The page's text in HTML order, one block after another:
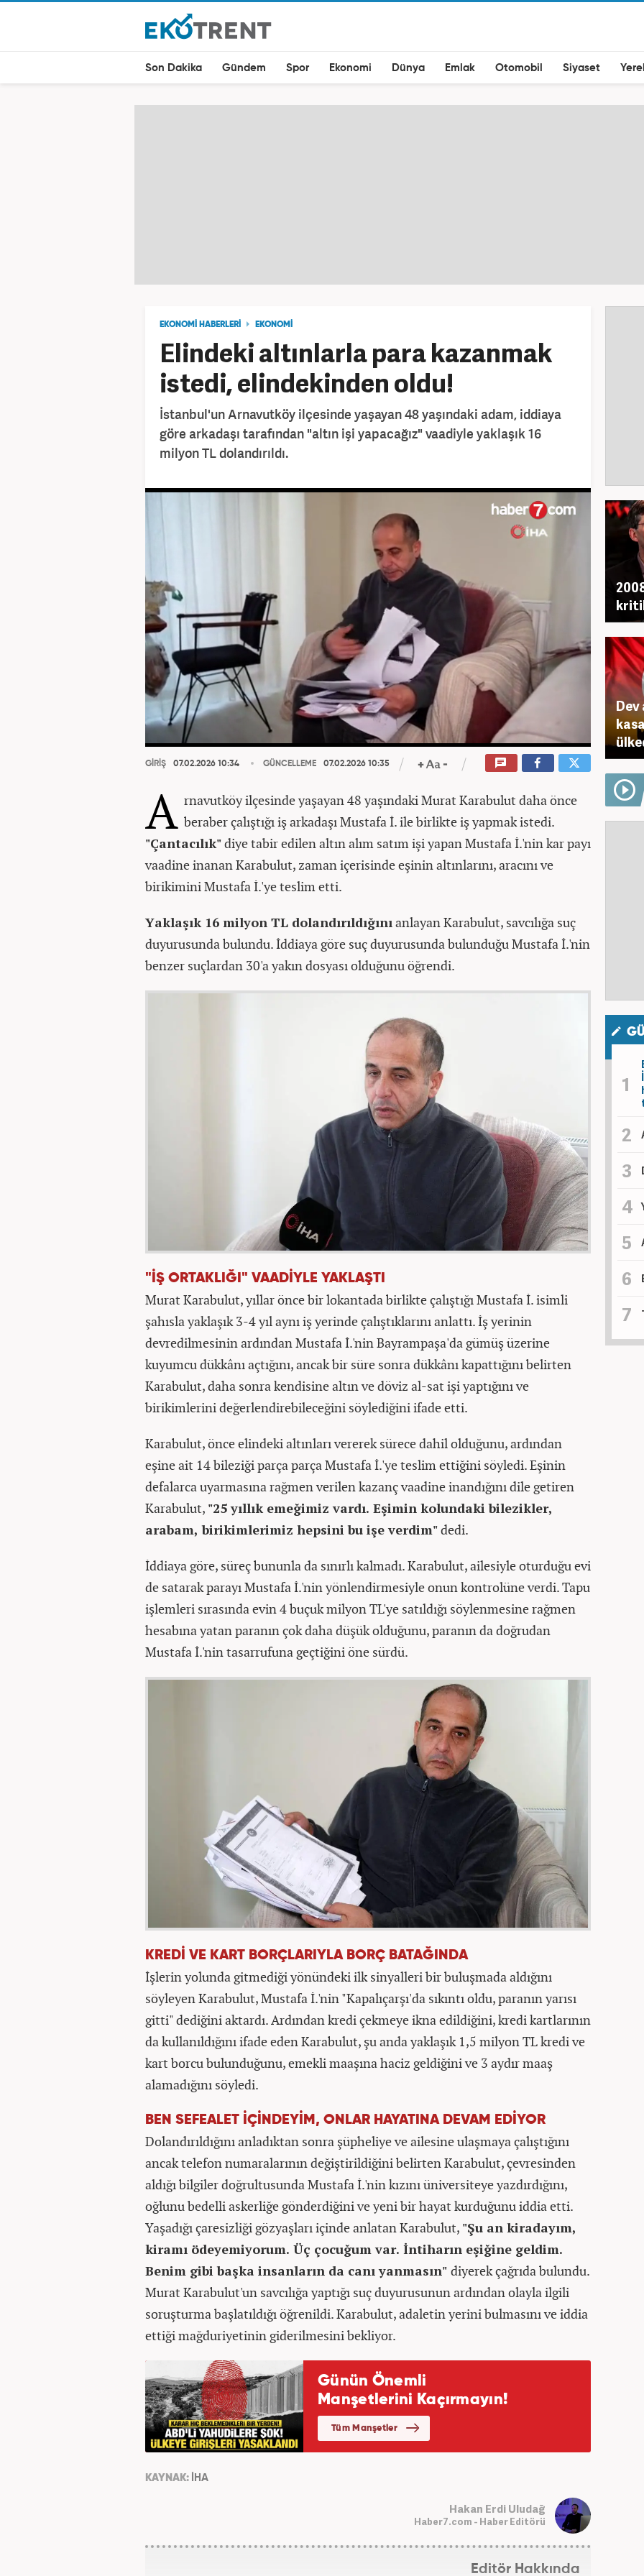
Son Dakika Gündem Spor Ekonomi Dünya Emlak Otomobil Siyaset Yerel
EKONOMİ HABERLERİ EKONOMİ
Elindeki altınlarla para kazanmak
istedi, elindekinden oldu!
İstanbul'un Arnavutköy ilçesinde yaşayan 48 yaşındaki adam, iddiaya
göre arkadaşı tarafından "altın işi yapacağız" vaadiyle yaklaşık 16
milyon TL dolandırıldı.
GİRİŞ 07.02.2026 10:34 GÜNCELLEME 07.02.2026 10:35
A rnavutköy ilçesinde yaşayan 48 yaşındaki Murat Karabulut daha önce
beraber çalıştığı iş arkadaşı Mustafa İ. ile birlikte iş yapmak istedi.
"Çantacılık"diye tabir edilen altın alım satım işi yapan Mustafa İ.'nin kar payı
vaadine inanan Karabulut, zaman içerisinde eşinin altınlarını, aracını ve
birikimini Mustafa İ.'ye teslim etti.
Yaklaşık 16 milyon TL dolandırıldığınıanlayan Karabulut, savcılığa suç
duyurusunda bulundu. İddiaya göre suç duyurusunda bulunduğu Mustafa İ.'nin
benzer suçlardan 30'a yakın dosyası olduğunu öğrendi.
"İŞ ORTAKLIĞI" VAADİYLE YAKLAŞTI
Murat Karabulut, yıllar önce bir lokantada birlikte çalıştığı Mustafa İ. isimli
şahısla yaklaşık 3-4 yıl aynı iş yerinde çalıştıklarını anlattı. İş yerinin
devredilmesinin ardından Mustafa İ.'nin Bayrampaşa'da gümüş üzerine
kuyumcu dükkânı açtığını, ancak bir süre sonra dükkânı kapattığını belirten
Karabulut, daha sonra kendisine altın ve döviz al-sat işi yaptığını ve
birikimlerini değerlendirebileceğini söylediğini ifade etti.
Karabulut, önce elindeki altınları vererek sürece dahil olduğunu, ardından
eşine ait 14 bileziği parça parça Mustafa İ.'ye teslim ettiğini söyledi. Eşinin
defalarca uyarmasına rağmen verilen kazanç vaadine inandığını dile getiren
Karabulut, "25 yıllık emeğimiz vardı. Eşimin kolundaki bilezikler,
arabam, birikimlerimiz hepsini bu işe verdim"dedi.
İddiaya göre, süreç bununla da sınırlı kalmadı. Karabulut, ailesiyle oturduğu evi
de satarak parayı Mustafa İ.'nin yönlendirmesiyle onun kontrolüne verdi. Tapu
işlemleri sırasında evin 4 buçuk milyon TL'ye satıldığı söylenmesine rağmen
hesabına yatan paranın çok daha düşük olduğunu, paranın da doğrudan
Mustafa İ.'nin tasarrufuna geçtiğini öne sürdü.
KREDİ VE KART BORÇLARIYLA BORÇ BATAĞINDA
İşlerin yolunda gitmediği yönündeki ilk sinyalleri bir buluşmada aldığını
söyleyen Karabulut, Mustafa İ.'nin "Kapalıçarşı'da sıkıntı oldu, paranın yarısı
gitti" dediğini aktardı. Ardından kredi çekmeye ikna edildiğini, kredi kartlarının
da kullanıldığını ifade eden Karabulut, şu anda yaklaşık 1,5 milyon TL kredi ve
kart borcu bulunduğunu, emekli maaşına haciz geldiğini ve 3 aydır maaş
alamadığını söyledi.
BEN SEFEALET İÇİNDEYİM, ONLAR HAYATINA DEVAM EDİYOR
Dolandırıldığını anladıktan sonra şüpheliye ve ailesine ulaşmaya çalıştığını
ancak telefon numaralarının değiştirildiğini belirten Karabulut, çevresinden
aldığı bilgiler doğrultusunda Mustafa İ.'nin kızını üniversiteye yazdırdığını,
oğlunu bedelli askerliğe gönderdiğini ve yeni bir hayat kurduğunu iddia etti.
Yaşadığı çaresizliği gözyaşları içinde anlatan Karabulut, "Şu an kiradayım,
kiramı ödeyemiyorum. Üç çocuğum var. İntiharın eşiğine geldim.
Benim gibi başka insanların da canı yanmasın" diyerek çağrıda bulundu.
Murat Karabulut'un savcılığa yaptığı suç duyurusunun ardından olayla ilgili
soruşturma başlatıldığı öğrenildi. Karabulut, adaletin yerini bulmasını ve iddia
ettiği mağduriyetinin giderilmesini bekliyor.
KAYNAK: İHA
Hakan Erdi Uludağ
Haber7.com - Haber Editörü
Editör Hakkında